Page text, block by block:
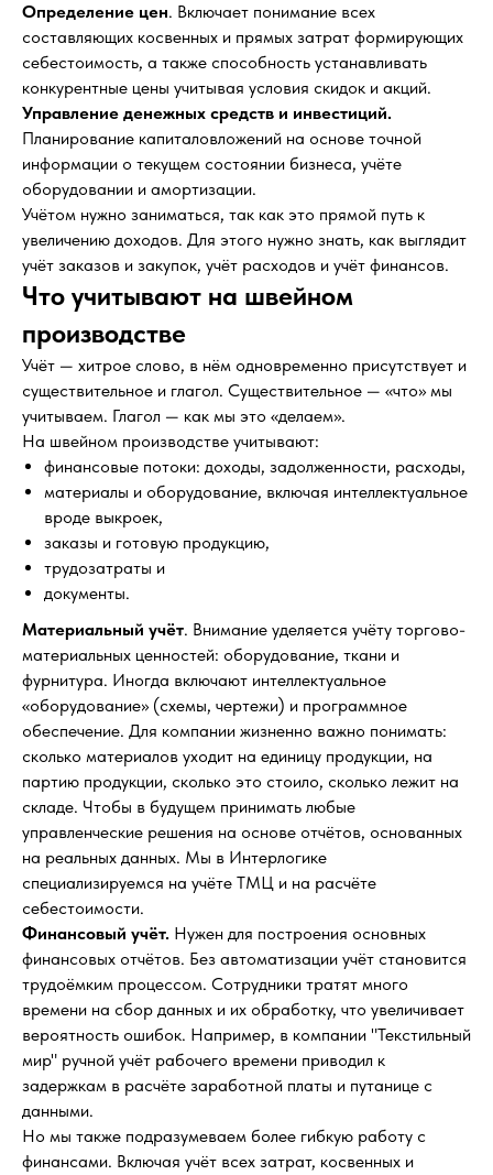
Определение цен. Включает понимание всех
составляющих косвенных и прямых затрат формирующих
себестоимость, а также способность устанавливать
конкурентные цены учитывая условия скидок и акций.
Управление денежных средств и инвестиций.
Планирование капиталовложений на основе точной
информации о текущем состоянии бизнеса, учёте
оборудовании и амортизации.
Учётом нужно заниматься, так как это прямой путь к
увеличению доходов. Для этого нужно знать, как выглядит
учёт заказов и закупок, учёт расходов и учёт финансов.
Что учитывают на швейном
производстве
Учёт — хитрое слово, в нём одновременно присутствует и
существительное и глагол. Существительное — «что» мы
учитываем. Глагол — как мы это «делаем».
На швейном производстве учитывают:
финансовые потоки: доходы, задолженности, расходы,
материалы и оборудование, включая интеллектуальное
вроде выкроек,
заказы и готовую продукцию,
трудозатраты и
документы.
Материальный учёт. Внимание уделяется учёту торгово-
материальных ценностей: оборудование, ткани и
фурнитура. Иногда включают интеллектуальное
«оборудование» (схемы, чертежи) и программное
обеспечение. Для компании жизненно важно понимать:
сколько материалов уходит на единицу продукции, на
партию продукции, сколько это стоило, сколько лежит на
складе. Чтобы в будущем принимать любые
управленческие решения на основе отчётов, основанных
на реальных данных. Мы в Интерлогике
специализируемся на учёте ТМЦ и на расчёте
себестоимости.
Финансовый учёт. Нужен для построения основных
финансовых отчётов. Без автоматизации учёт становится
трудоёмким процессом. Сотрудники тратят много
времени на сбор данных и их обработку, что увеличивает
вероятность ошибок. Например, в компании "Текстильный
мир" ручной учёт рабочего времени приводил к
задержкам в расчёте заработной платы и путанице с
данными.
Но мы также подразумеваем более гибкую работу с
финансами. Включая учёт всех затрат, косвенных и